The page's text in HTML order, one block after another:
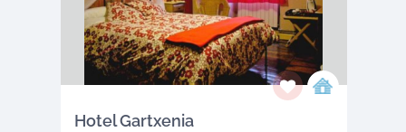
Hotel Gartxenia